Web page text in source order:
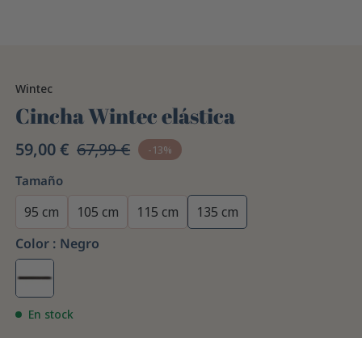
Wintec
Cincha Wintec elástica
59,00 € 67,99 € -13%
Tamaño
95 cm 105 cm 115 cm
135 cm
Color : Negro
En stock